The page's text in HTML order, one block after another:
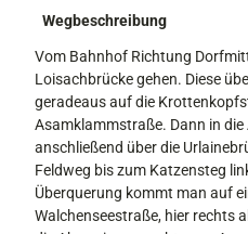
Wegbeschreibung
Vom Bahnhof Richtung
Loisachbrücke gehen. Diese
geradeaus auf die
Asamklammstraße. Dann in
anschließend über die
Feldweg bis zum Katzensteg
Überquerung kommt man auf
Walchenseestraße, hier rechts